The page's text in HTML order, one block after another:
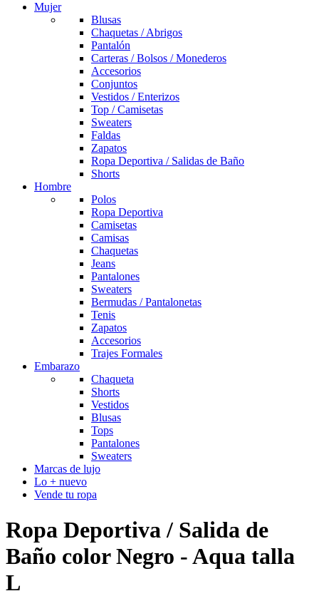
Mujer
Blusas
Chaquetas / Abrigos
Pantalón
Carteras / Bolsos / Monederos
Accesorios
Conjuntos
Vestidos / Enterizos
Top / Camisetas
Sweaters
Faldas
Zapatos
Ropa Deportiva / Salidas de Baño
Shorts
Hombre
Polos
Ropa Deportiva
Camisetas
Camisas
Chaquetas
Jeans
Pantalones
Sweaters
Bermudas / Pantalonetas
Tenis
Zapatos
Accesorios
Trajes Formales
Embarazo
Chaqueta
Shorts
Vestidos
Blusas
Tops
Pantalones
Sweaters
Marcas de lujo
Lo + nuevo
Vende tu ropa
Ropa Deportiva / Salida de
Baño color Negro - Aqua talla
L